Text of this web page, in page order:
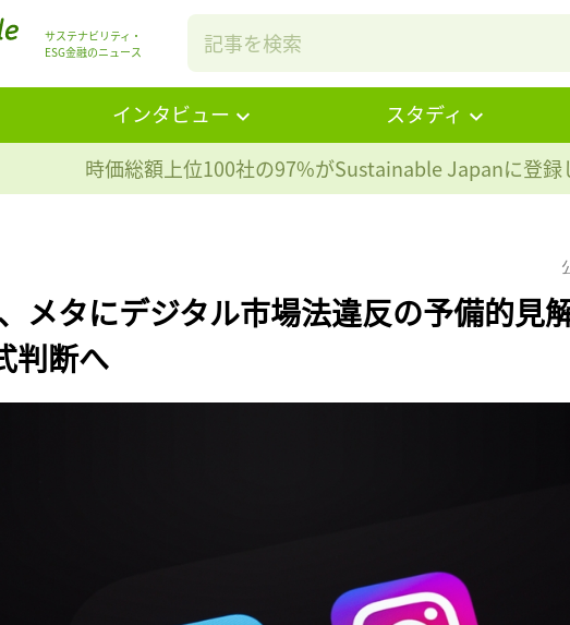
サステナビリティ・
ESG金融のニュース
インタビュー スタディ
時価総額上位100社の97%がSustainable Japanに登録
、メタにデジタル市場法違反の予備的見
判断へ